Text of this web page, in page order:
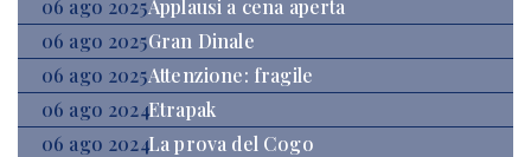
06 ago 2025Applausi a cena aperta
06 ago 2025Gran Dinale
06 ago 2025Attenzione: fragile
06 ago 2024Etrapak
06 ago 2024La prova del Cogo